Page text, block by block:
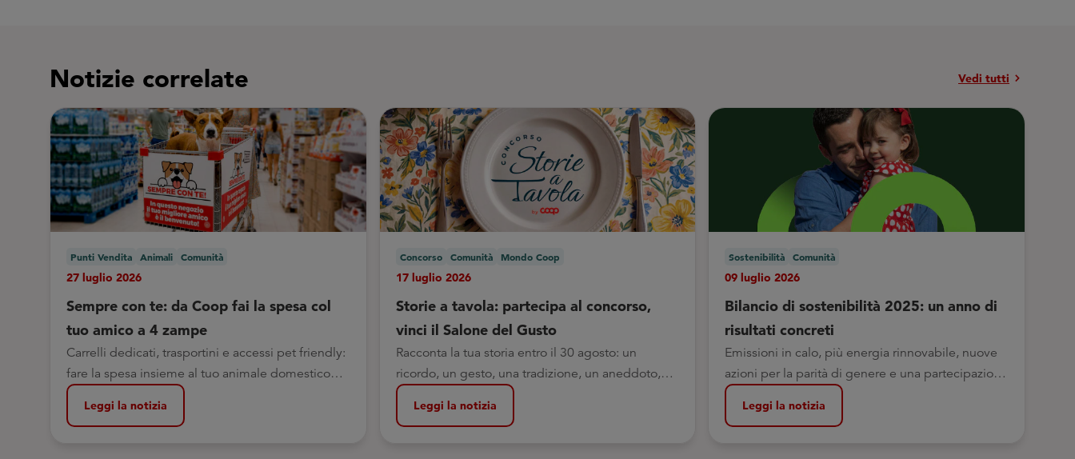
Notizie correlate Vedi tutti chevron_right
Punti Vendita Animali Comunità
27 luglio 2026
Sempre con te: da Coop fai la spesa col
tuo amico a 4 zampe
Carrelli dedicati, trasportini e accessi pet friendly:
fare la spesa insieme al tuo animale domestico
oggi è ancora più semplice
Leggi la notizia
Concorso Comunità Mondo Coop
17 luglio 2026
Storie a tavola: partecipa al concorso,
vinci il Salone del Gusto
Racconta la tua storia entro il 30 agosto: un
ricordo, un gesto, una tradizione, un aneddoto,
legati a una ricetta o a un cibo.
Leggi la notizia
Sostenibilità Comunità
09 luglio 2026
Bilancio di sostenibilità 2025: un anno di
risultati concreti
Emissioni in calo, più energia rinnovabile, nuove
azioni per la parità di genere e una partecipazione
sempre più attiva dei soci
Leggi la notizia